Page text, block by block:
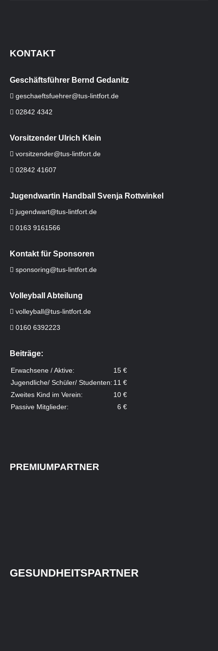
KONTAKT
Geschäftsführer Bernd Gedanitz
geschaeftsfuehrer@tus-lintfort.de
02842 4342
Vorsitzender Ulrich Klein
vorsitzender@tus-lintfort.de
02842 41607
Jugendwartin Handball Svenja Rottwinkel
jugendwart@tus-lintfort.de
0163 9161566
Kontakt für Sponsoren
sponsoring@tus-lintfort.de
Volleyball Abteilung
volleyball@tus-lintfort.de
0160 6392223
Beiträge:
Erwachsene / Aktive:
15 €
Jugendliche/ Schüler/ Studenten: 11 €
Zweites Kind im Verein:
10 €
Passive Mitglieder:
6 €
PREMIUMPARTNER
GESUNDHEITSPARTNER